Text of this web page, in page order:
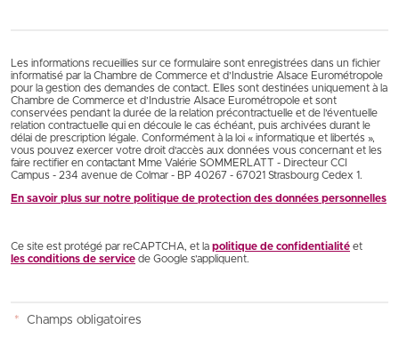
Les informations recueillies sur ce formulaire sont enregistrées dans un fichier
informatisé par la Chambre de Commerce et d’Industrie Alsace Eurométropole
pour la gestion des demandes de contact. Elles sont destinées uniquement à la
Chambre de Commerce et d’Industrie Alsace Eurométropole et sont
conservées pendant la durée de la relation précontractuelle et de l’éventuelle
relation contractuelle qui en découle le cas échéant, puis archivées durant le
délai de prescription légale. Conformément à la loi « informatique et libertés »,
vous pouvez exercer votre droit d'accès aux données vous concernant et les
faire rectifier en contactant Mme Valérie SOMMERLATT - Directeur CCI
Campus - 234 avenue de Colmar - BP 40267 - 67021 Strasbourg Cedex 1.
En savoir plus sur notre politique de protection des données personnelles
Ce site est protégé par reCAPTCHA, et la politique de confidentialité et
les conditions de service de Google s’appliquent.
* Champs obligatoires